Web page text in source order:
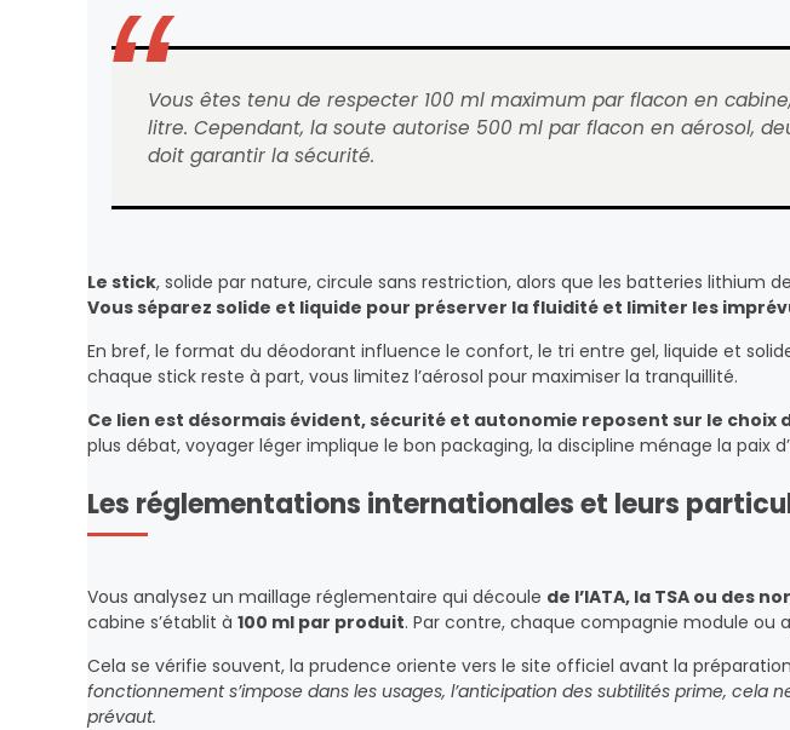
Vous êtes tenu de respecter 100 ml maximum par flacon en
litre. Cependant, la soute autorise 500 ml par flacon en aérosol,
doit garantir la sécurité.
Le stick, solide par nature, circule sans restriction, alors que les batteries lithium
Vous séparez solide et liquide pour préserver la fluidité et limiter les
En bref, le format du déodorant influence le confort, le tri entre gel, liquide et
chaque stick reste à part, vous limitez l’aérosol pour maximiser la tranquillité.
Ce lien est désormais évident, sécurité et autonomie reposent sur le choix
plus débat, voyager léger implique le bon packaging, la discipline ménage la paix
Les réglementations internationales et leurs
Vous analysez un maillage réglementaire qui découle de l’IATA, la TSA ou des
cabine s’établit à 100 ml par produit. Par contre, chaque compagnie module ou
Cela se vérifie souvent, la prudence oriente vers le site officiel avant la
fonctionnement s’impose dans les usages, l’anticipation des subtilités prime, cela
prévaut.